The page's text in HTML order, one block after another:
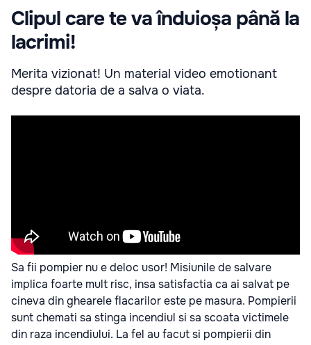
Clipul care te va înduioșa până la
lacrimi!
Merita vizionat! Un material video emotionant
despre datoria de a salva o viata.
Sa fii pompier nu e deloc usor! Misiunile de salvare
implica foarte mult risc, insa satisfactia ca ai salvat pe
cineva din ghearele flacarilor este pe masura. Pompierii
sunt chemati sa stinga incendiul si sa scoata victimele
din raza incendiului. La fel au facut si pompierii din